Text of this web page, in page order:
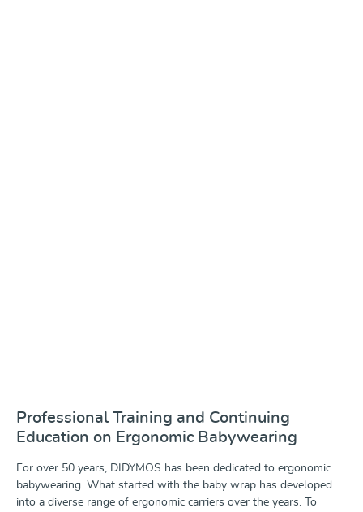
werden beantwortet und können auch gerne vorab
eingereicht werden. Kursinhalte• Was ist ein
Frühgeborenes? Was bedeutet dies für das Kind und die
Jahren Erfahrung auf neonatologischen Stationen
anhand von Fallbeispielen in einem Bildervortrag• Die
Bedeutung des intensiven Körperkontaktes und
Professional Training and Continuing
Education on Ergonomic Babywearing
For over 50 years, DIDYMOS has been dedicated to ergonomic
babywearing. What started with the baby wrap has developed
into a diverse range of ergonomic carriers over the years. To